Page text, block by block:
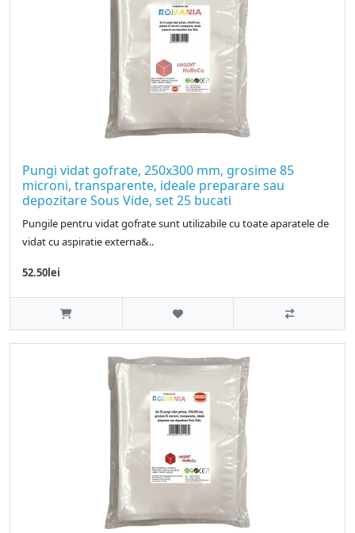
Pungi vidat gofrate, 250x300 mm, grosime 85
microni, transparente, ideale preparare sau
depozitare Sous Vide, set 25 bucati
Pungile pentru vidat gofrate sunt utilizabile cu toate aparatele de
vidat cu aspiratie externa&..
52.50lei